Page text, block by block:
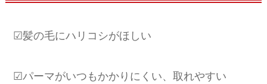
☑髪の毛にハリコシがほしい
☑パーマがいつもかかりにくい、取れやすい